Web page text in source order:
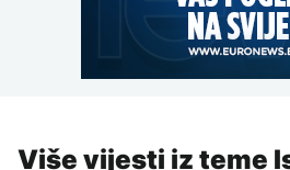
Više vijesti iz teme